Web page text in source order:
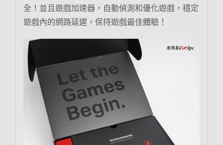
全！並且遊戲加速器，自動偵測和優化遊戲，穩定
遊戲內的網路延遲，保持遊戲最佳體驗！